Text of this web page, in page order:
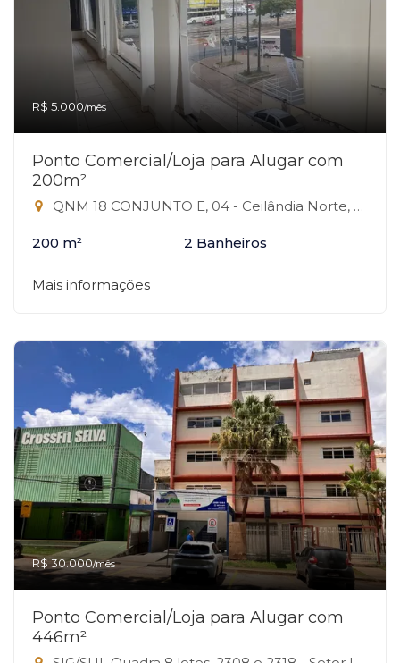
R$ 5.000/mês
Ponto Comercial/Loja para Alugar com
200m²
QNM 18 CONJUNTO E, 04 - Ceilândia Norte, Ceilândia-DF
200 m² 2 Banheiros
Mais informações
R$ 30.000/mês
Ponto Comercial/Loja para Alugar com
446m²